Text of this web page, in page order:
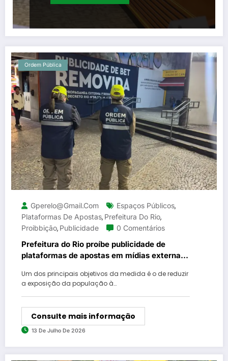
Ordem Pública
Gperelo@gmail.com Espaços Públicos,
Plataformas De Apostas, Prefeitura Do Rio,
Proibbição, Publicidade 0 Comentários
Prefeitura do Rio proíbe publicidade de
plataformas de apostas em mídias externas
Um dos principais objetivos da medida é o de reduzir
a exposição da população à…
Consulte mais informação
13 De Julho De 2026